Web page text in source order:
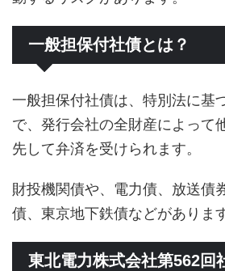
一般担保付社債とは？
一般担保付社債は、特別法に基
で、発行会社の全財産によって
先して弁済を受けられます。
財投機関債や、電力債、放送債
債、東京地下鉄債などがあります
東北電力株式会社第562回